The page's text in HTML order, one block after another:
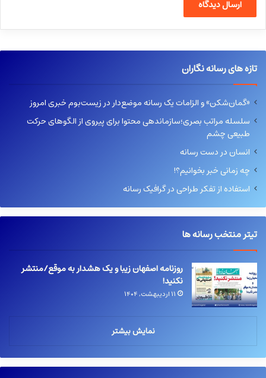
تازه های رسانه نگاران
«گمان‌شکن» و الزامات یک رسانه موضع‌دار در زیست‌بوم خبری امروز
سلسله مراتب بصری؛سازماندهی محتوا برای پیروی از الگوهای حرکت
طبیعی چشم
انسان در دست رسانه
چه زمانی خبر بخوانیم؟!
استفاده از تفکر طراحی در گرافیک رسانه
تیتر منتخب رسانه ها
روزنامه اصفهان زیبا و یک هشدار به موقع/منتشر
نکنید!
۱۱ اردیبهشت, ۱۴۰۴
نمایش بیشتر